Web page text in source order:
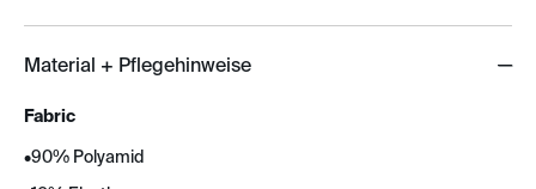
Material + Pflegehinweise
Fabric
•90% Polyamid